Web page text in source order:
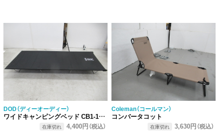
DOD（ディーオーディー）
ワイドキャンピングベッド CB1-100-BK
在庫切れ 4,400円（税込）
Coleman（コールマン）
コンバータコット
在庫切れ 3,630円（税込）